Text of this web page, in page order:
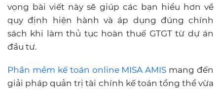
vọng bài viết này sẽ giúp các bạn hiểu hơn về
quy định hiện hành và áp dụng đúng chính
sách khi làm thủ tục hoàn thuế GTGT từ dự án
đầu tư.
Phần mềm kế toán online MISA AMIS mang đến
giải pháp quản trị tài chính kế toán tổng thể vừa